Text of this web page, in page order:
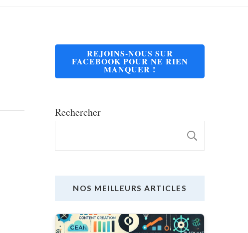
REJOINS-NOUS SUR
FACEBOOK POUR NE RIEN
MANQUER !
Rechercher
NOS MEILLEURS ARTICLES